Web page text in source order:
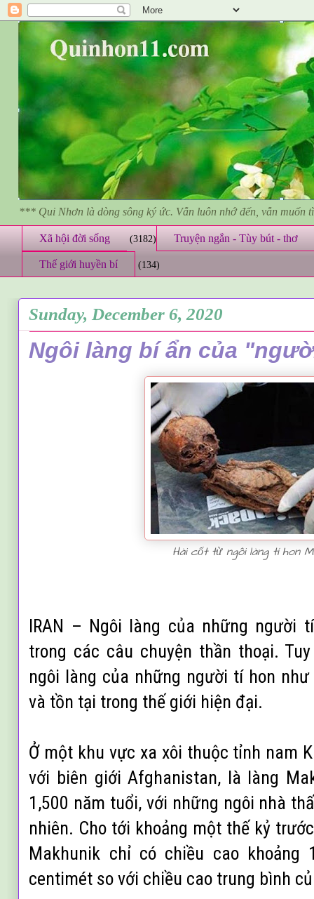
*** Qui Nhơn là dòng sông ký ức. Vẫn luôn nhớ đến, vẫn muốn
Xã hội đời sống (3182) Truyện ngắn - Tùy bút - thơ
Thế giới huyền bí (134)
Sunday, December 6, 2020
Ngôi làng bí ẩn của
Hài cốt từ ngôi làng tí hon
IRAN – Ngôi làng của những người
trong các câu chuyện thần thoại.
ngôi làng của những người tí hon
và tồn tại trong thế giới hiện đại.
Ở một khu vực xa xôi thuộc tỉnh nam
với biên giới Afghanistan, là làng
1,500 năm tuổi, với những ngôi nhà
nhiên. Cho tới khoảng một thế kỷ
Makhunik chỉ có chiều cao
centimét so với chiều cao trung bình